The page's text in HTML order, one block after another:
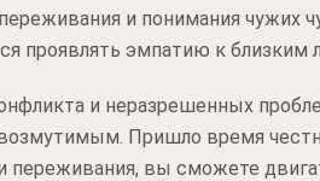
и понимания чужих
проявлять эмпатию к близким
и неразрешенных
Пришло время
переживания, вы сможете